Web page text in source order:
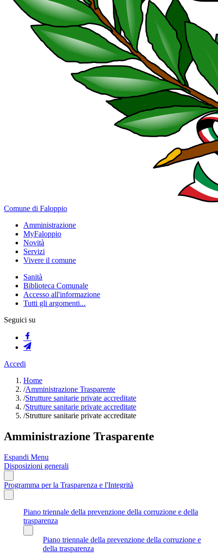
Comune di Faloppio
Amministrazione
MyFaloppio
Novità
Servizi
Vivere il comune
Sanità
Biblioteca Comunale
Accesso all'informazione
Tutti gli argomenti...
Seguici su
Accedi
Home
/Amministrazione Trasparente
/Strutture sanitarie private accreditate
/Strutture sanitarie private accreditate
/Strutture sanitarie private accreditate
Amministrazione Trasparente
Espandi Menu
Disposizioni generali
Programma per la Trasparenza e l'Integrità
Piano triennale della prevenzione della corruzione e della
trasparenza
Piano triennale della prevenzione della corruzione e
della trasparenza